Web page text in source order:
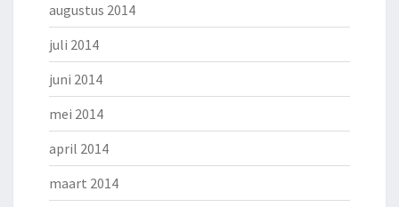
augustus 2014
juli 2014
juni 2014
mei 2014
april 2014
maart 2014